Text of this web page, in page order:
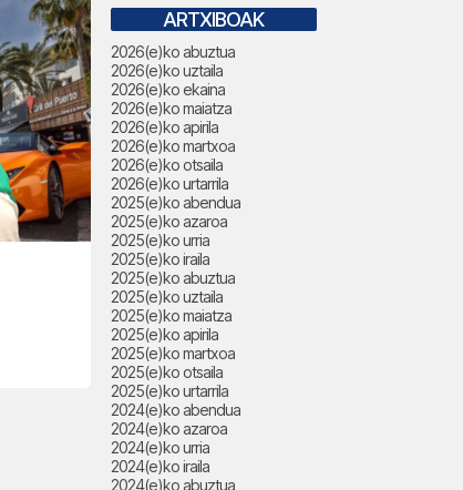
ARTXIBOAK
2026(e)ko abuztua
2026(e)ko uztaila
2026(e)ko ekaina
2026(e)ko maiatza
2026(e)ko apirila
2026(e)ko martxoa
2026(e)ko otsaila
2026(e)ko urtarrila
2025(e)ko abendua
2025(e)ko azaroa
2025(e)ko urria
2025(e)ko iraila
2025(e)ko abuztua
2025(e)ko uztaila
2025(e)ko maiatza
2025(e)ko apirila
2025(e)ko martxoa
2025(e)ko otsaila
2025(e)ko urtarrila
2024(e)ko abendua
2024(e)ko azaroa
2024(e)ko urria
2024(e)ko iraila
2024(e)ko abuztua